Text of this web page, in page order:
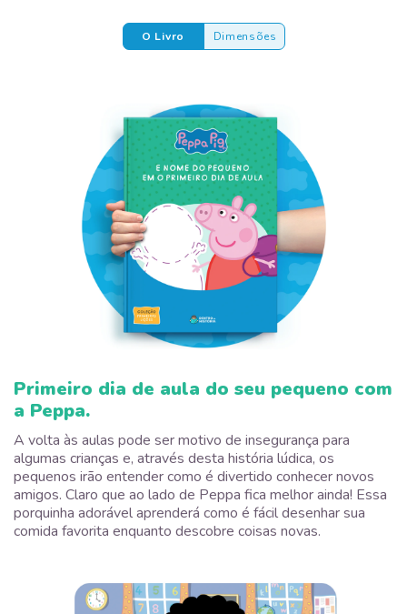
O Livro Dimensões
Primeiro dia de aula do seu pequeno com
a Peppa.
A volta às aulas pode ser motivo de insegurança para
algumas crianças e, através desta história lúdica, os
pequenos irão entender como é divertido conhecer novos
amigos. Claro que ao lado de Peppa fica melhor ainda! Essa
porquinha adorável aprenderá como é fácil desenhar sua
comida favorita enquanto descobre coisas novas.